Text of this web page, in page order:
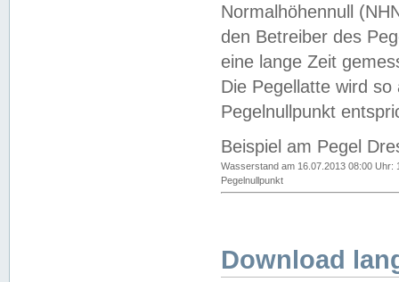
Normalhöhennull
den Betreiber des
eine lange Zeit
Die Pegellatte wird
Pegelnullpunkt
Beispiel am Pegel
Wasserstand am 16.07.2013 08:00 Uhr:
Pegelnullpunkt
Download